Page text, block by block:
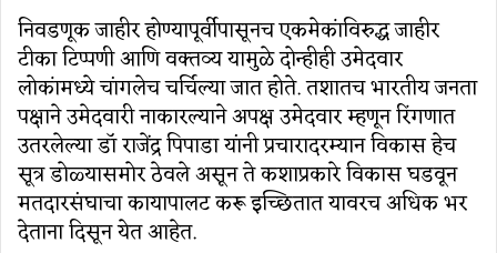
निवडणूक जाहीर होण्यापूर्वीपासूनच एकमेकांविरुद्ध जाहीर
टीका टिप्पणी आणि वक्तव्य यामुळे दोन्हीही उमेदवार
लोकांमध्ये चांगलेच चर्चिल्या जात होते. तशातच भारतीय जनता
पक्षाने उमेदवारी नाकारल्याने अपक्ष उमेदवार म्हणून रिंगणात
उतरलेल्या डॉ राजेंद्र पिपाडा यांनी प्रचारादरम्यान विकास हेच
सूत्र डोळ्यासमोर ठेवले असून ते कशाप्रकारे विकास घडवून
मतदारसंघाचा कायापालट करू इच्छितात यावरच अधिक भर
देताना दिसून येत आहेत.